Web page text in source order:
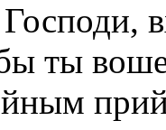
ты